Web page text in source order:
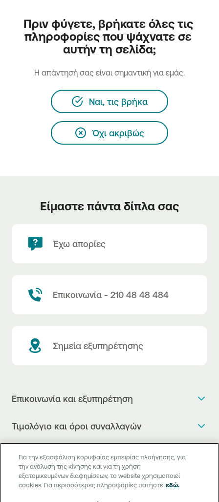
Πριν φύγετε, βρήκατε όλες τις
πληροφορίες που ψάχνατε σε
αυτήν τη σελίδα;
H απάντησή σας είναι σημαντική για εμάς.
Ναι, τις βρήκα
Όχι ακριβώς
Είμαστε πάντα δίπλα σας
Έχω απορίες
Επικοινωνία - 210 48 48 484
Σημεία εξυπηρέτησης
Επικοινωνία και εξυπηρέτηση
Η νέα Ψηφιακή Εποχή στις συναλλαγές, έφτασε!
Θέλω να μιλήσω με Corporate Transaction Banking
Officer
Τιμολόγιο και όροι συναλλαγών
Τιμολόγιο της Τράπεζας
Δελτίο τιμών συναλλάγματος
Δελτίο πληροφόρησης περί τελών
Χρήσιμοι σύνδεσμοι
Συχνές ερωτήσεις
Κανονιστική Συμμόρφωση
Digital Banking
Για την εξασφάλιση κορυφαίας εμπειρίας πλοήγησης, για
την ανάλυση της κίνησης και για τη χρήση
εξατομικευμένων διαφημίσεων, το website χρησιμοποιεί
cookies. Για περισσότερες πληροφορίες πατήστε εδώ.